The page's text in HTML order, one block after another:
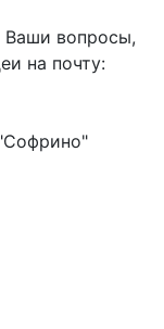
вопросы,
на почту: